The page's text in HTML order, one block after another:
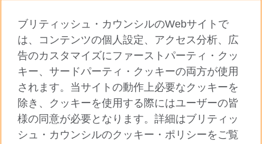
ご利用に際して
個人情報保護
クッキー（Cookie）について
よくあるご質問
サイトマップ
ブリティッシュ・カウンシルのWebサイトで
は、コンテンツの個人設定、アクセス分析、広
告のカスタマイズにファーストパーティ・クッ
キー、サードパーティ・クッキーの両方が使用
されます。当サイトの動作上必要なクッキーを
除き、クッキーを使用する際にはユーザーの皆
様の同意が必要となります。詳細はブリティッ
シュ・カウンシルのクッキー・ポリシーをご覧